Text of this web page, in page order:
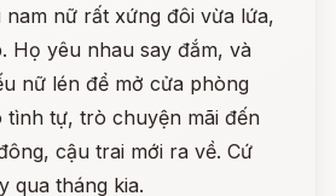
nam nữ rất xứng đôi vừa lứa,
Họ yêu nhau say đắm, và
nữ lén để mở cửa phòng
tình tự, trò chuyện mãi đến
cậu trai mới ra về. Cứ
qua tháng kia.